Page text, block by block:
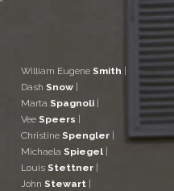
William Eugene Smith |
Dash Snow |
Marta Spagnoli |
Vee Speers |
Christine Spengler |
Michaela Spiegel |
Louis Stettner |
John Stewart |